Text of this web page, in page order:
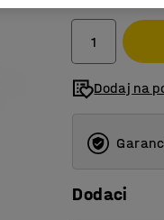
Dodaj na
Dodaci